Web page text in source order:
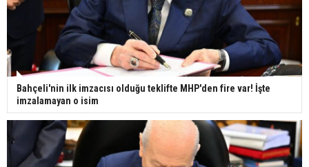
Bahçeli'nin ilk imzacısı olduğu teklifte MHP'den fire var! İşte
imzalamayan o isim